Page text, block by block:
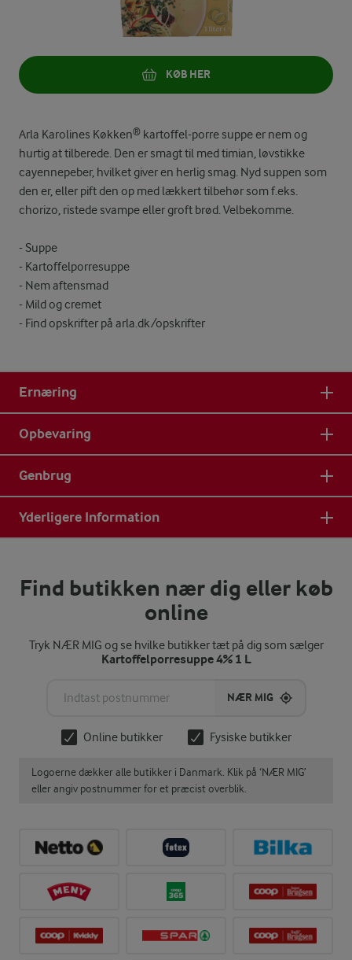
KØB HER
Arla Karolines Køkken® kartoffel-porre suppe er nem og
hurtig at tilberede. Den er smagt til med timian, løvstikke
cayennepeber, hvilket giver en herlig smag. Nyd suppen som
den er, eller pift den op med lækkert tilbehør som f.eks.
chorizo, ristede svampe eller groft brød. Velbekomme.
- Suppe
- Kartoffelporresuppe
- Nem aftensmad
- Mild og cremet
- Find opskrifter på arla.dk/opskrifter
Ernæring
Opbevaring
Genbrug
Yderligere Information
Find butikken nær dig eller køb
online
Tryk NÆR MIG og se hvilke butikker tæt på dig som sælger
Kartoffelporresuppe 4% 1 L
NÆR MIG
Online butikker Fysiske butikker
Logoerne dækker alle butikker i Danmark. Klik på ‘NÆR MIG’
eller angiv postnummer for et præcist overblik.